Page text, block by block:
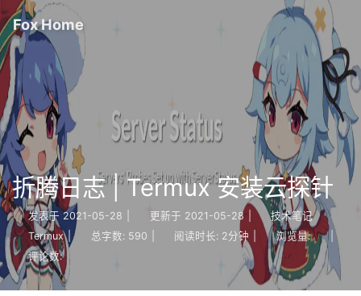
Fox Home
折腾日志 | Termux 安装云探针
发表于 2021-05-28 更新于 2021-05-28
技术笔记
Termux | 总字数: 590 阅读时长: 2分钟 浏览量:
评论数: